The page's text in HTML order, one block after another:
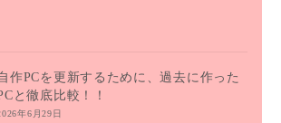
作PCを更新するために、過去に作った
と徹底比較！！
年6月29日